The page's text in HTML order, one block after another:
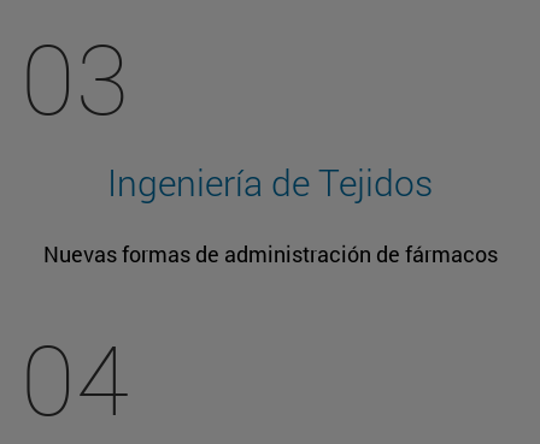
03
Ingeniería de Tejidos
Nuevas formas de administración de fármacos
04